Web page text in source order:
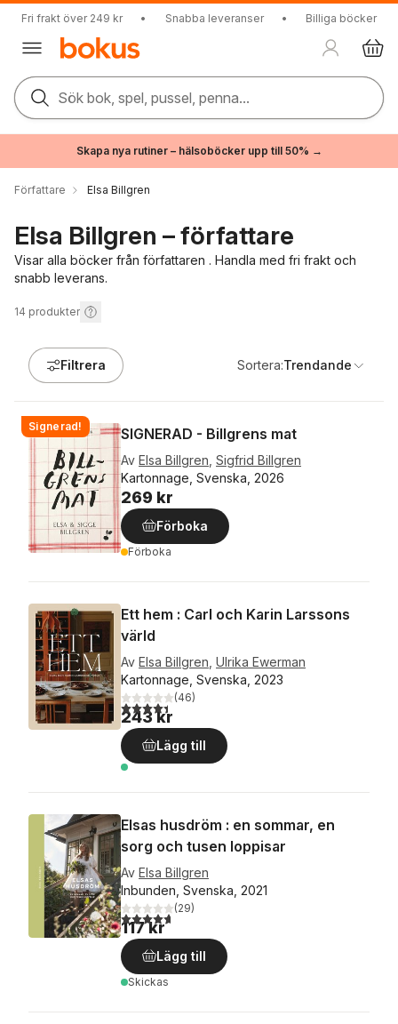
Fri frakt över 249 kr • Snabba leveranser • Billiga böcker
Sök bok, spel, pussel, penna...
Skapa nya rutiner – hälsoböcker upp till 50% →
Författare Elsa Billgren
Elsa Billgren – författare
Visar alla böcker från författaren . Handla med fri frakt och
snabb leverans.
14 produkter
Filtrera Sortera:Trendande
Signerad! SIGNERAD - Billgrens mat
Av Elsa Billgren Sigfrid Billgren
Kartonnage, Svenska, 2026
269 kr
Förboka
Förboka
Ett hem : Carl och Karin Larssons
värld
Av Elsa Billgren Ulrika Ewerman
Kartonnage, Svenska, 2023
4,4utav 5 stjärnor. Totalt antal röster:
(46)
243 kr
Lägg till
Elsas husdröm : en sommar, en
sorg och tusen loppisar
Av Elsa Billgren
Inbunden, Svenska, 2021
4,7utav 5 stjärnor. Totalt antal röster:
(29)
117 kr
Lägg till
Skickas